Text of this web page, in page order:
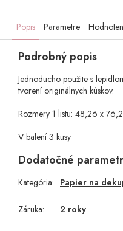
Popis Parametre
Podrobný popis
Jednoducho použite s
tvorení originálnych kúskov.
Rozmery 1 listu: 48,26 x
V balení 3 kusy
Dodatočné
Kategória: Papier na
Záruka: 2 roky